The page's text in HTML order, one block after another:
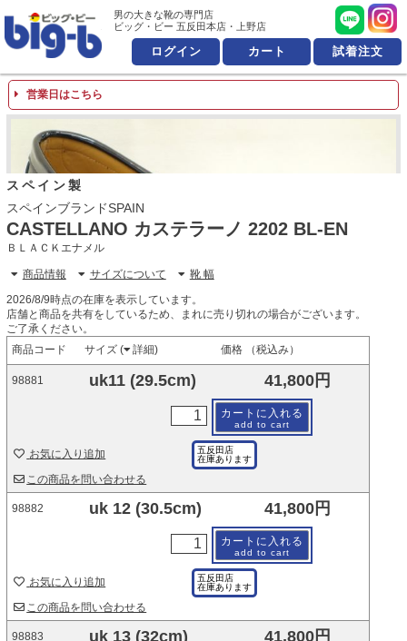
男の大きな靴の専門店 ビッ
男の大きな靴の専門店
ビッグ・ビー 五反田本店・上野店
ログイン カート 試着注文
営業日はこちら
スペイン製
スペインブランドSPAIN
CASTELLANO カステラーノ 2202 BL-EN
ＢＬＡＣＫエナメル
商品情報 サイズについて 靴 幅
2026/8/9時点の在庫を表示しています。
店舗と商品を共有をしているため、まれに売り切れの場合がございます。
ご了承ください。
商品コード
サイズ ( 詳細) 価格 （税込み）
98881 uk11 (29.5cm) 41,800円
カートに入れる
add to cart
五反田店
在庫あります
お気に入り追加
この商品を問い合わせる
98882 uk 12 (30.5cm) 41,800円
カートに入れる
add to cart
五反田店
在庫あります
お気に入り追加
この商品を問い合わせる
98883 uk 13 (32cm) 41,800円